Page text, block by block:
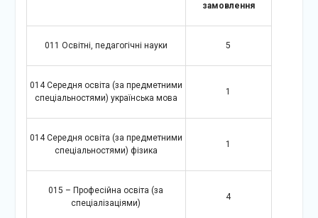
замовлення
011 Освітні, педагогічні науки 5
014 Середня освіта (за предметними
спеціальностями) українська мова
1
014 Середня освіта (за предметними
спеціальностями) фізика
1
015 – Професійна освіта (за
спеціалізаціями)
4